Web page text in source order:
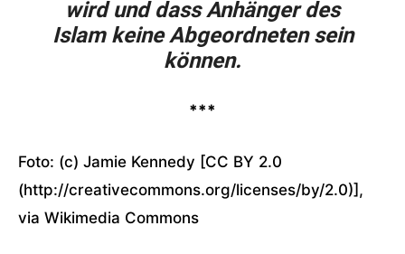
wird und dass Anhänger des
Islam keine Abgeordneten sein
können.
***
Foto: (c) Jamie Kennedy [CC BY 2.0
(http://creativecommons.org/licenses/by/2.0)],
via Wikimedia Commons